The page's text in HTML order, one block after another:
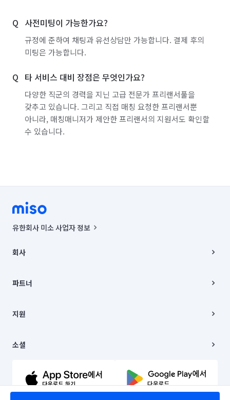
사전미팅이 가능한가요?
규정에 준하여 채팅과 유선상담만 가능합니다. 결제 후의
미팅은 가능합니다.
타 서비스 대비 장점은 무엇인가요?
다양한 직군의 경력을 지닌 고급 전문가 프리랜서풀을
갖추고 있습니다. 그리고 직접 매칭 요청한 프리랜서뿐
아니라, 매칭매니저가 제안한 프리랜서의 지원서도 확인할
수 있습니다.
유한회사 미소 사업자 정보
00019 |
주소 | 본사: 서울특별시 종로구 율곡로 6(중학동, 트윈트리빌딩) B동 5층
컨택센터 : 서울특별시 종로구 수송동 율곡로 24, 7층, 8층 미소
상품, 상품정보, 거래에 관한 의무와 책임은 거래당사자에게 있습니다.
언론 보도 관련 문의:
© 유한회사 미소. Miso, Inc. All Rights Reserved.
회사
채용
파트너
이사
지원
이용약관
문의하기
소셜
유튜브